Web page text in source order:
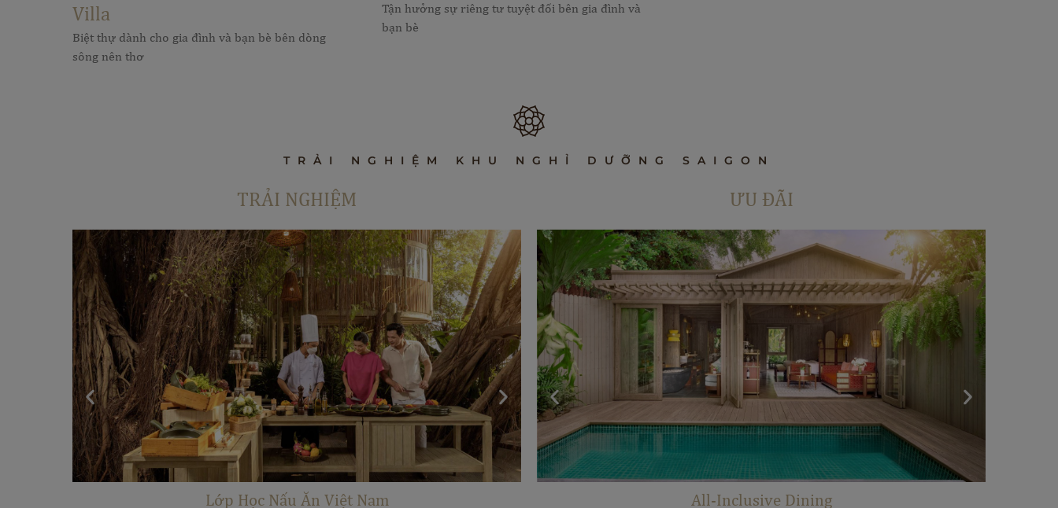
Villa
Biệt thự dành cho gia đình và bạn bè bên dòng
sông nên thơ
Tận hưởng sự riêng tư tuyệt đối bên gia đình và
bạn bè
TRẢI NGHIỆM KHU NGHỈ DƯỠNG SAIGON
TRẢI NGHIỆM
Trải Nghiệm Ngắm Hoàng Hôn Trải Nghiệm Câu Cá Bên Sông
ƯU ĐÃI
All-Inclusive Dining Say “I DO” In Nature